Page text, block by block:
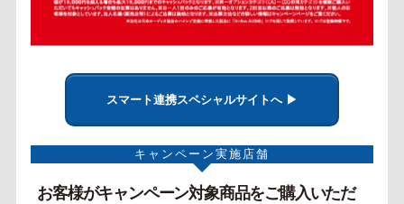
スマート連携スペシャルサイトへ ▶
キャンペーン実施店舗
お客様がキャンペーン対象商品をご購入いただ